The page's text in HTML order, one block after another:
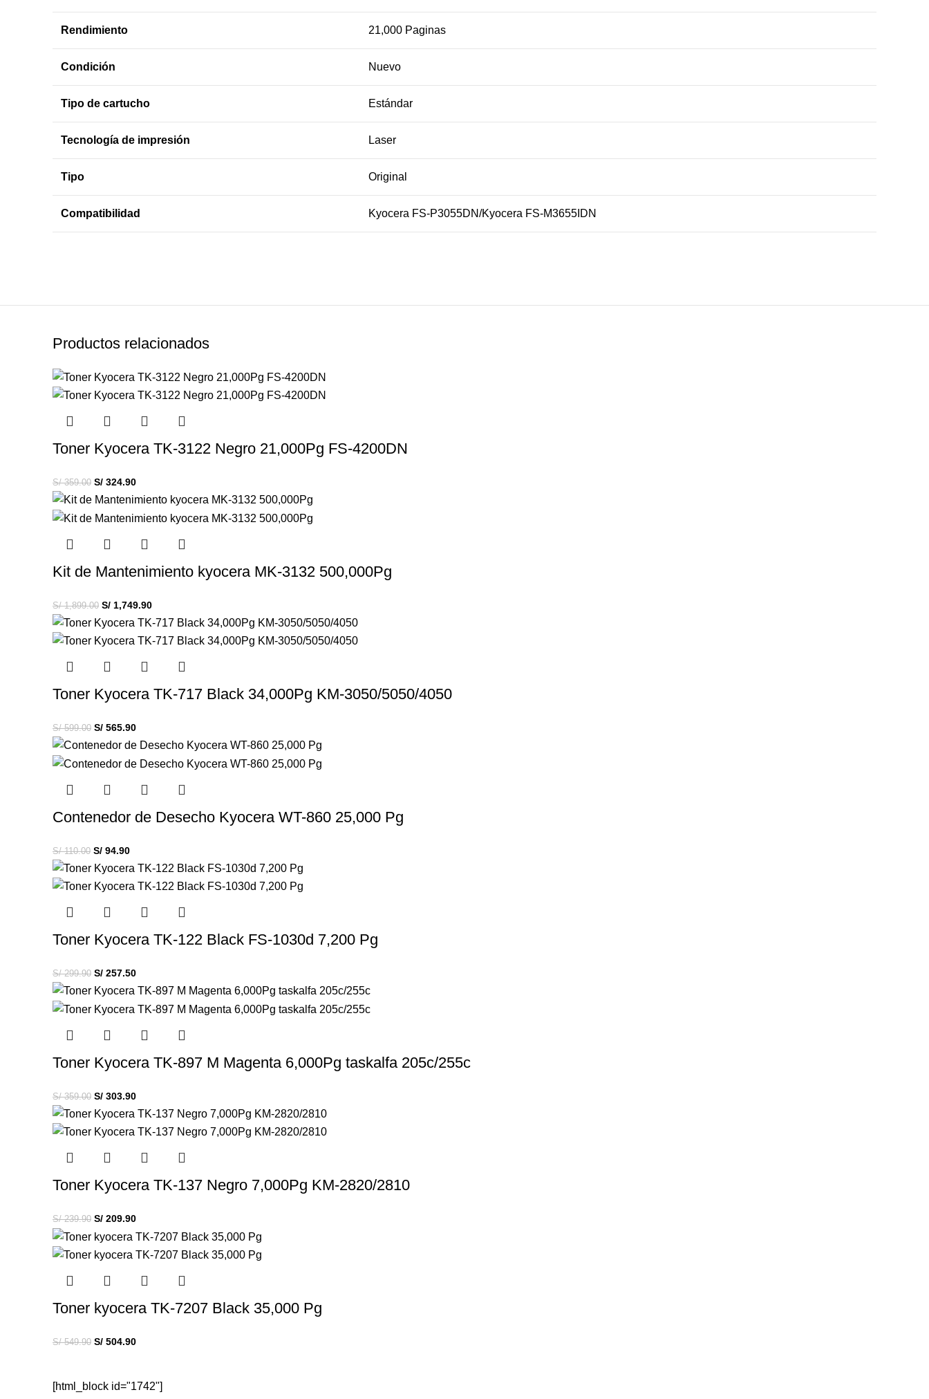
Rendimiento 21,000 Paginas
Condición Nuevo
Tipo de cartucho Estándar
Tecnología de impresión Laser
Tipo Original
Compatibilidad Kyocera FS-P3055DN/Kyocera FS-M3655IDN
Productos relacionados
Toner Kyocera TK-3122 Negro 21,000Pg FS-4200DN
S/359.00 S/ 324.90
Kit de Mantenimiento kyocera MK-3132 500,000Pg
S/1,899.00 S/ 1,749.90
Toner Kyocera TK-717 Black 34,000Pg KM-3050/5050/4050
S/599.00 S/ 565.90
Contenedor de Desecho Kyocera WT-860 25,000 Pg
S/110.00 S/ 94.90
Toner Kyocera TK-122 Black FS-1030d 7,200 Pg
S/299.90 S/ 257.50
Toner Kyocera TK-897 M Magenta 6,000Pg taskalfa 205c/255c
S/359.00 S/ 303.90
Toner Kyocera TK-137 Negro 7,000Pg KM-2820/2810
S/239.90 S/ 209.90
Toner kyocera TK-7207 Black 35,000 Pg
S/549.90 S/ 504.90
[html_block id="1742"]